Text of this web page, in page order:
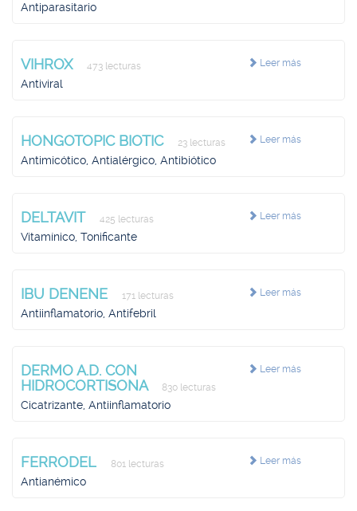
Antiparasitario
Leer más
VIHROX 473 lecturas
Antiviral
Leer más
HONGOTOPIC BIOTIC 23 lecturas
Antimicótico, Antialérgico, Antibiótico
Leer más
DELTAVIT 425 lecturas
Vitamínico, Tonificante
Leer más
IBU DENENE 171 lecturas
Antiinflamatorio, Antifebril
Leer más
DERMO A.D. CON
HIDROCORTISONA
830 lecturas
Cicatrizante, Antiinflamatorio
Leer más
FERRODEL 801 lecturas
Antianémico